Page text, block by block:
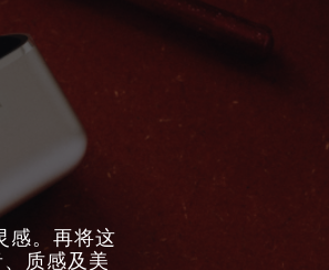
感。再将这
质感及美